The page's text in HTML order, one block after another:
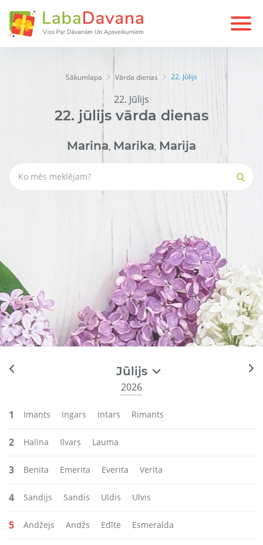
Sākumlapa Vārda dienas 22. Jūlijs
22. Jūlijs
22. jūlijs vārda dienas
Marina, Marika, Marija
Jūlijs
2026
1 Imants Ingars Intars Rimants
2 Halina Ilvars Lauma
3 Benita Emerita Everita Verita
4 Sandijs Sandis Uldis Ulvis
5 Andžejs Andžs Edīte Esmeralda